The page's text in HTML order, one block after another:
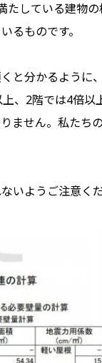
たしている建物
るものです。
と分かるように
、2階では4倍以
ません。私たち
いようご注意くだ